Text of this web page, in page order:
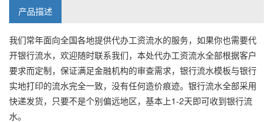
产品描述
我们常年面向全国各地提供代办工资流水的服务，如果你也需要代
开银行流水，欢迎随时联系我们，本处代办工资流水全部根据客户
要求而定制，保证满足金融机构的审查需求，银行流水模板与银行
实地打印的流水完全一致，没有任何造价痕迹。银行流水全部采用
快递发货，只要不是个别偏远地区，基本上1-2天即可收到银行流
水。